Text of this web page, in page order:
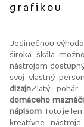
grafikou
Jedinečnou
široká škála
nástrojom
svoj vlastný
dizajnZlatý pohár
domáceho
nápisom Toto je
kreatívne